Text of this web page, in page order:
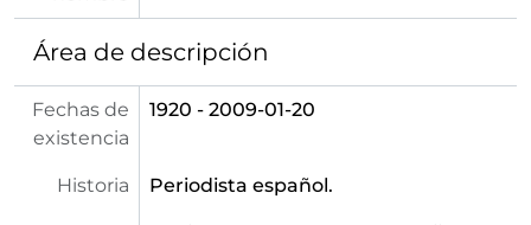
Área de descripción
Fechas de
existencia
1920 - 2009-01-20
Historia Periodista español.